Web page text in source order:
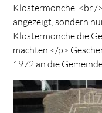
Klostermönche. <br /
angezeigt, sondern
Klostermönche die
machten.</p>
1972 an die